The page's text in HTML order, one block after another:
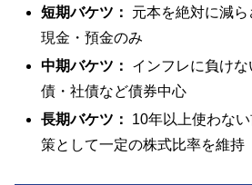
短期バケツ：
元本を絶対に減ら
現金・預金のみ
中期バケツ：
インフレに負け
債・社債など債券中心
長期バケツ：
10年以上使わな
策として一定の株式比率を維持